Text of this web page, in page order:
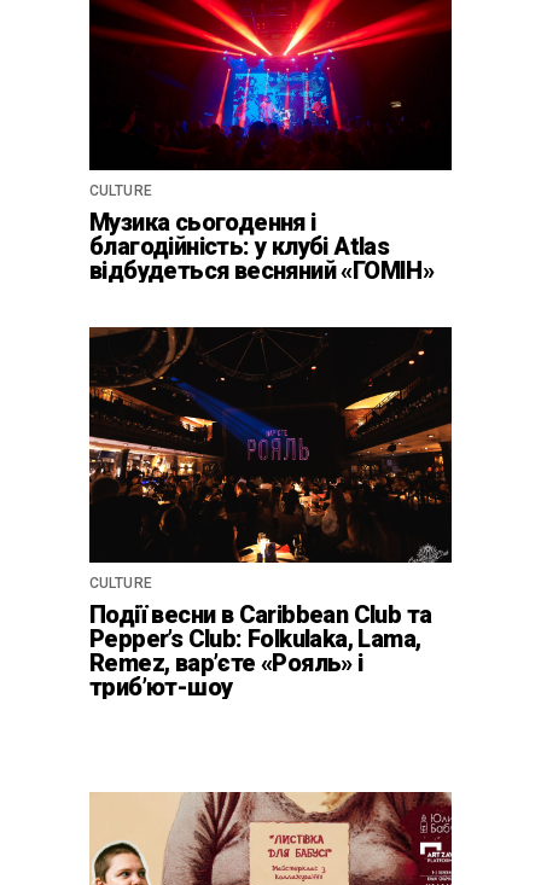
CULTURE
Музика сьогодення і
благодійність: у клубі Atlas
відбудеться весняний «ГОМІН»
CULTURE
Події весни в Caribbean Club та
Pepper’s Club: Folkulaka, Lama,
Remez, вар’єте «Рояль» і
триб’ют-шоу